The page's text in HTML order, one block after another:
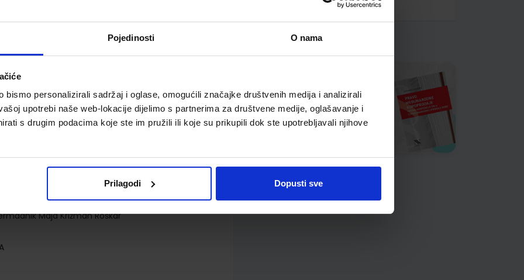
Pojedinosti O nama
bismo personalizirali sadržaj i oglase, omogućili značajke društvenih medija i analizirali
upotrebi naše web-lokacije dijelimo s partnerima za društvene medije, oglašavanje i
s drugim podacima koje ste im pružili ili koje su prikupili dok ste upotrebljavali njihove
Prilagodi Dopusti sve
u drugom razredu OŠ
Maja Križman Roškar